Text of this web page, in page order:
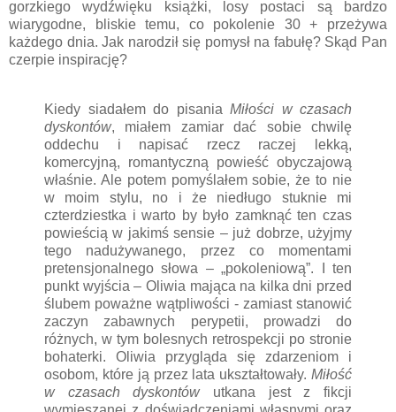
gorzkiego wydźwięku książki, losy postaci są bardzo
wiarygodne, bliskie temu, co pokolenie 30 + przeżywa
każdego dnia. Jak narodził się pomysł na fabułę? Skąd Pan
czerpie inspirację?
Kiedy siadałem do pisania Miłości w czasach
dyskontów, miałem zamiar dać sobie chwilę
oddechu i napisać rzecz raczej lekką,
komercyjną, romantyczną powieść obyczajową
właśnie. Ale potem pomyślałem sobie, że to nie
w moim stylu, no i że niedługo stuknie mi
czterdziestka i warto by było zamknąć ten czas
powieścią w jakimś sensie – już dobrze, użyjmy
tego nadużywanego, przez co momentami
pretensjonalnego słowa – „pokoleniową”. I ten
punkt wyjścia – Oliwia mająca na kilka dni przed
ślubem poważne wątpliwości - zamiast stanowić
zaczyn zabawnych perypetii, prowadzi do
różnych, w tym bolesnych retrospekcji po stronie
bohaterki. Oliwia przygląda się zdarzeniom i
osobom, które ją przez lata ukształtowały. Miłość
w czasach dyskontówutkana jest z fikcji